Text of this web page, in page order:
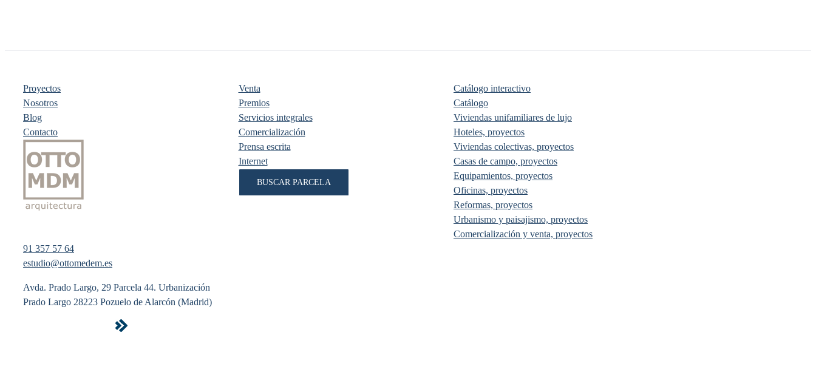
Proyectos
Nosotros
Blog
Contacto
Venta
Premios
Servicios integrales
Comercialización
Prensa escrita
Internet
BUSCAR PARCELA
Catálogo interactivo
Catálogo
Viviendas unifamiliares de lujo
Hoteles, proyectos
Viviendas colectivas, proyectos
Casas de campo, proyectos
Equipamientos, proyectos
Oficinas, proyectos
Reformas, proyectos
Urbanismo y paisajismo, proyectos
Comercialización y venta, proyectos
91 357 57 64
estudio@ottomedem.es
Avda. Prado Largo, 29 Parcela 44. Urbanización
Prado Largo 28223 Pozuelo de Alarcón (Madrid)